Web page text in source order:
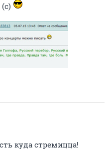
куда стремицца!